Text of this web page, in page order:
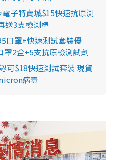
電子特賣城$15快速抗原測
送3支檢測棒
口罩+快速測試套裝優
罩2盒+5支抗原檢測試劑
可$18快速測試套裝 現貨
病毒